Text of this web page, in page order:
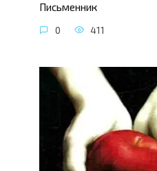
Письменник
0 411